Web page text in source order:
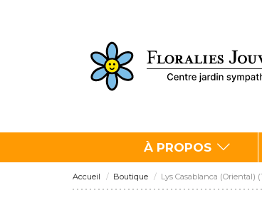
À PROPOS
Accueil Boutique Lys Casablanca (Oriental)